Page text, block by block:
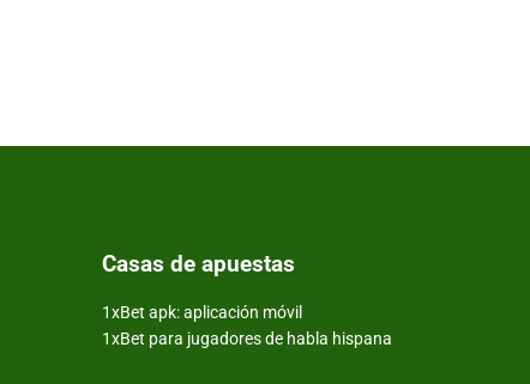
Casas de apuestas
1xBet apk: aplicación móvil
1xBet para jugadores de habla hispana